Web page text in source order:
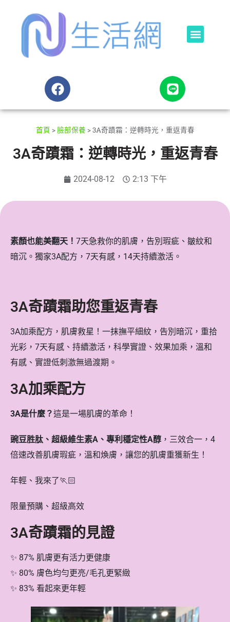
首頁 > 臉部保養 >3A奇蹟霜：逆轉時光，重返青春
3A奇蹟霜：逆轉時光，重返青春
2024-08-12 2:13 下午
素顏也能美翻天！ 7天急救你的肌膚，告別瑕疵、皺紋和
暗沉。獨家3A配方，7天有感，14天持續激活。
3A奇蹟霜助您重返青春
3A加乘配方，肌膚救星！一抹撫平細紋，告別暗沉，重拾
光彩，7天有感、持續激活，科學實證、效果加乘，溫和
有感、實證低刺激無過渡期。
3A加乘配方
3A是什麼？這是一場肌膚的革命！
豌豆胜肽、超級維生素A、專利穩定性A醇 ，三效合一，4
倍速改善肌膚瑕疵，溫和煥膚，讓您的肌膚重獲新生！
年輕、我來了🏃🏻
限量預購、超級高效
3A奇蹟霜的見證
✨ 87% 肌膚更有活力更健康
✨ 80% 膚色均勻更亮/毛孔更緊緻
✨ 83% 看起來更年輕